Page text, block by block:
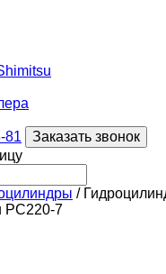
81
Заказать звонок
/
PC220-7